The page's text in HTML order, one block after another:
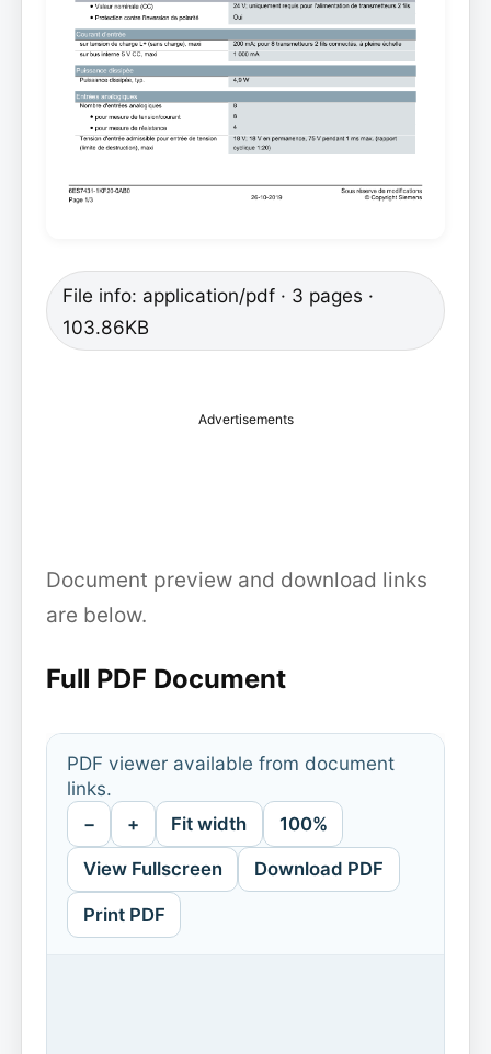
File info: application/pdf · 3 pages ·
103.86KB
Advertisements
Document preview and download links
are below.
Full PDF Document
PDF viewer available from document
links.
− + Fit width 100%
View Fullscreen Download PDF
Print PDF